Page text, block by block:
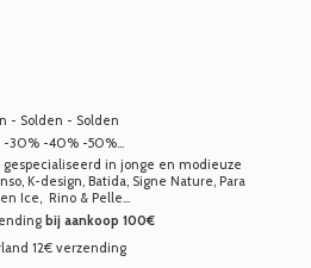
- Solden - Solden
30% -40% -50%...
gespecialiseerd in jonge en modieuze
K-design, Batida, Signe Nature, Para
Ice, Rino & Pelle...
bij aankoop 100€
12€ verzending